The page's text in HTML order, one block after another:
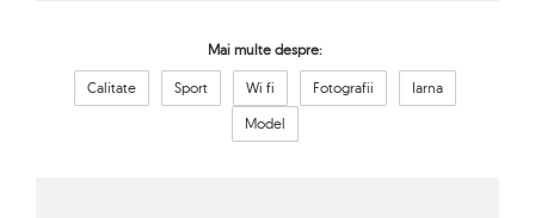
Mai multe despre:
Calitate Sport Wi fi Fotografii
Iarna
Model